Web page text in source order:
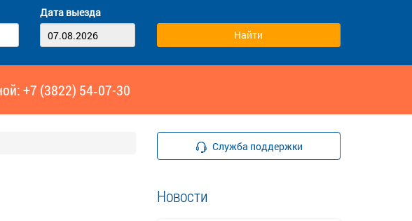
Дата выезда
+7 (3822) 54‑07-30
Служба поддержки
Новости